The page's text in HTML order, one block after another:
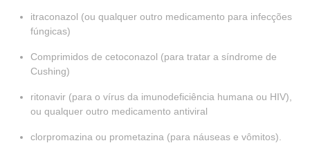
itraconazol (ou qualquer outro medicamento para infecções
fúngicas)
Comprimidos de cetoconazol (para tratar a síndrome de
Cushing)
ritonavir (para o vírus da imunodeficiência humana ou HIV),
ou qualquer outro medicamento antiviral
clorpromazina ou prometazina (para náuseas e vômitos).